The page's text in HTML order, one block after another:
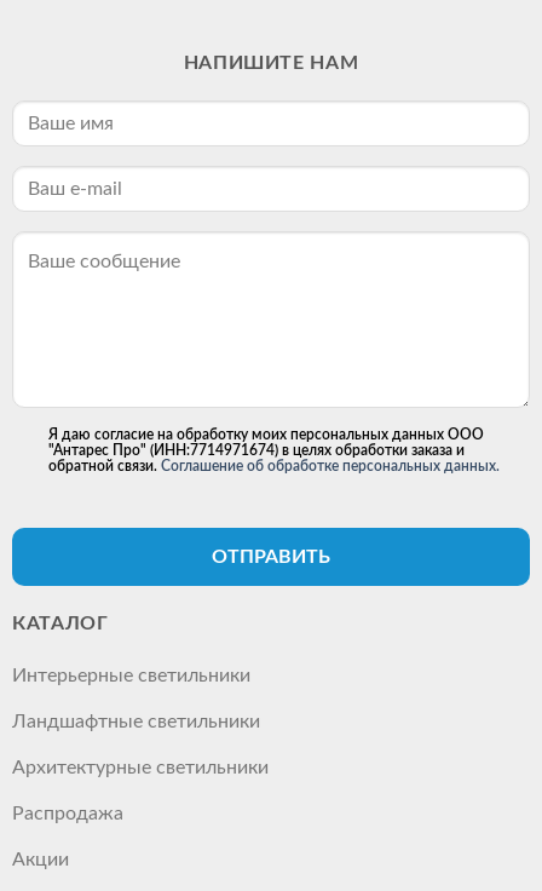
НАПИШИТЕ НАМ
Я даю согласие на обработку моих персональных данных ООО
"Антарес Про" (ИНН:7714971674) в целях обработки заказа и
обратной связи. Соглашение об обработке персональных данных.
ОТПРАВИТЬ
КАТАЛОГ
Интерьерные светильники
Ландшафтные светильники
Архитектурные светильники
Распродажа
Акции